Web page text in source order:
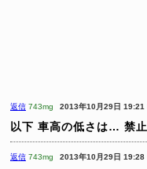
返信 743mg 2013年10月29日 19:21
以下 車高の低さは… 禁止
返信 743mg 2013年10月29日 19:28